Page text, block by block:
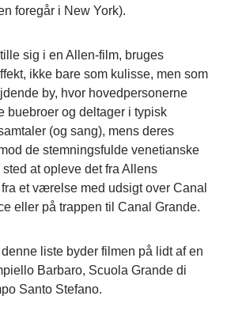
foregår i New York).
sig i en Allen-film, bruges
ikke bare som kulisse, men som
by, hvor hovedpersonerne
buebroer og deltager i typisk
(og sang), mens deres
de stemningsfulde venetianske
at opleve det fra Allens
et værelse med udsigt over Canal
eller på trappen til Canal Grande.
liste byder filmen på lidt af en
Barbaro, Scuola Grande di
Santo Stefano.